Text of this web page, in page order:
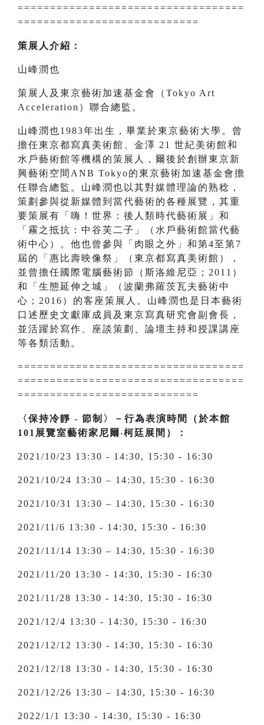
===================================
============================
策展人介紹：
山峰潤也
策展人及東京藝術加速基金會（Tokyo Art
Acceleration）聯合總監。
山峰潤也1983年出生，畢業於東京藝術大學。曾
擔任東京都寫真美術館、金澤 21 世紀美術館和
水戶藝術館等機構的策展人，爾後於創辦東京新
興藝術空間ANB Tokyo的東京藝術加速基金會擔
任聯合總監。山峰潤也以其對媒體理論的熟稔，
策劃參與從新媒體到當代藝術的各種展覽，其重
要策展有「嗨！世界：後人類時代藝術展」和
「霧之抵抗：中谷芙二子」（水戶藝術館當代藝
術中心）。他也曾參與「肉眼之外」和第4至第7
屆的「惠比壽映像祭」（東京都寫真美術館），
並曾擔任國際電腦藝術節（斯洛維尼亞；2011）
和「生態延伸之城」（波蘭弗羅茨瓦夫藝術中
心；2016）的客座策展人。山峰潤也是日本藝術
口述歷史文獻庫成員及東京寫真研究會副會長，
並活躍於寫作、座談策劃、論壇主持和授課講座
等各類活動。
===================================
===================================
============================
〈保持冷靜 - 節制〉－行為表演時間（於本館
101展覽室藝術家尼爾‧柯廷展間）：
2021/10/23 13:30 - 14:30, 15:30 - 16:30
2021/10/24 13:30 – 14:30, 15:30 - 16:30
2021/10/31 13:30 – 14:30, 15:30 - 16:30
2021/11/6 13:30 - 14:30, 15:30 - 16:30
2021/11/14 13:30 – 14:30, 15:30 - 16:30
2021/11/20 13:30 - 14:30, 15:30 - 16:30
2021/11/28 13:30 - 14:30, 15:30 - 16:30
2021/12/4 13:30 - 14:30, 15:30 - 16:30
2021/12/12 13:30 - 14:30, 15:30 - 16:30
2021/12/18 13:30 - 14:30, 15:30 - 16:30
2021/12/26 13:30 – 14:30, 15:30 - 16:30
2022/1/1 13:30 - 14:30, 15:30 - 16:30